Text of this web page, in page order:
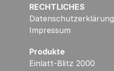
RECHTLICHES
Datenschutzerklärung
Impressum
Produkte
Einlatt-Blitz 2000